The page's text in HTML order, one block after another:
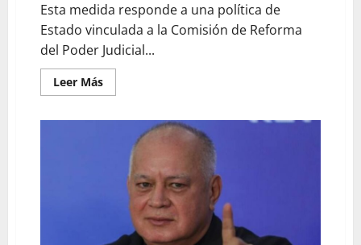
Esta medida responde a una política de
Estado vinculada a la Comisión de Reforma
del Poder Judicial...
Leer Más